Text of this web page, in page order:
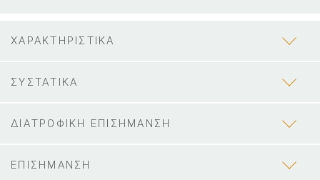
ΧΑΡΑΚΤΗΡΙΣΤΙΚΑ
ΣΥΣΤΑΤΙΚΑ
ΔΙΑΤΡΟΦΙΚΗ ΕΠΙΣΗΜΑΝΣΗ
ΕΠΙΣΗΜΑΝΣΗ